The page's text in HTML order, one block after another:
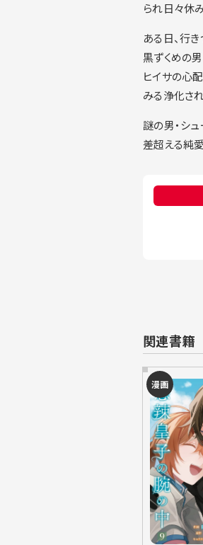
られ日々休
ある日、行
黒ずくめの
ヒイサの心
みる浄化され
謎の男・シ
差超える純
関連書籍
漫画